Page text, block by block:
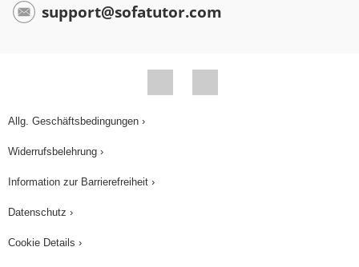
support@sofatutor.com
Allg. Geschäftsbedingungen ›
Widerrufsbelehrung ›
Information zur Barrierefreiheit ›
Datenschutz ›
Cookie Details ›